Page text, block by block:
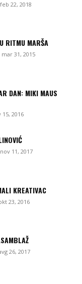
feb 22, 2018
RITMU MARŠA
mar 31, 2015
DAN: MIKI MAUS
15, 2016
nov 11, 2017
KREATIVAC
23, 2016
26, 2017